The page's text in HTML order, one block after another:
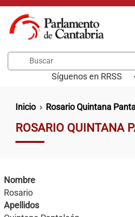
Pasar al contenido principal
Síguenos en RRSS
Ruta de navegación
Inicio Rosario Quintana
ROSARIO QUINTANA
Nombre
Rosario
Apellidos